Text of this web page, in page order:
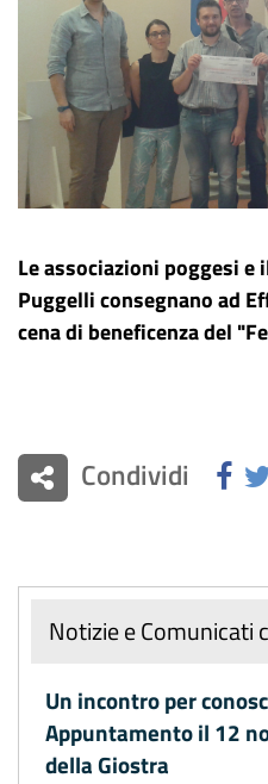
Le associazioni poggesi e
Puggelli consegnano ad
cena di beneficenza del
Condividi
Notizie e Comunicati
Un incontro per
Appuntamento il 12
della Giostra